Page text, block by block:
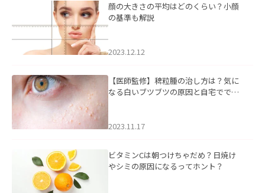
顔の大きさの平均はどのくらい？小顔
の基準も解説
2023.12.12
【医師監修】稗粒腫の治し方は？気に
なる白いブツブツの原因と自宅ででき
2023.11.17
ビタミンCは朝つけちゃだめ？日焼け
やシミの原因になるってホント？